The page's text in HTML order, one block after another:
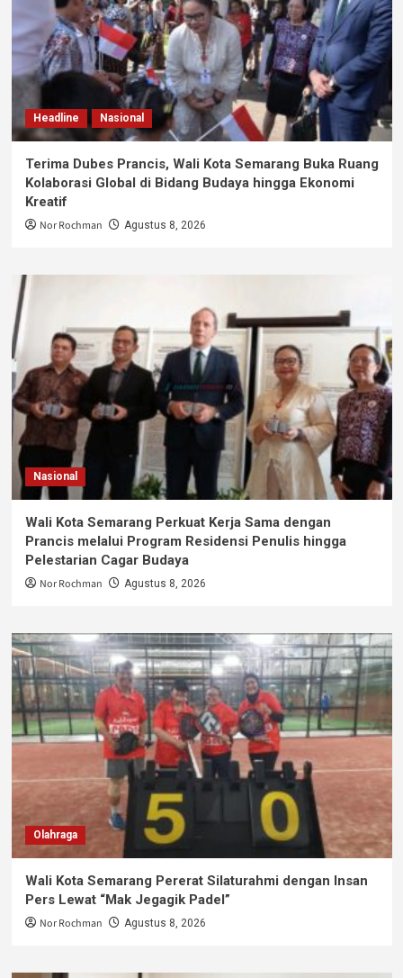
Headline Nasional
Terima Dubes Prancis, Wali Kota Semarang Buka Ruang
Kolaborasi Global di Bidang Budaya hingga Ekonomi
Kreatif
Nor Rochman Agustus 8, 2026
Nasional
Wali Kota Semarang Perkuat Kerja Sama dengan
Prancis melalui Program Residensi Penulis hingga
Pelestarian Cagar Budaya
Nor Rochman Agustus 8, 2026
Olahraga
Wali Kota Semarang Pererat Silaturahmi dengan Insan
Pers Lewat “Mak Jegagik Padel”
Nor Rochman Agustus 8, 2026